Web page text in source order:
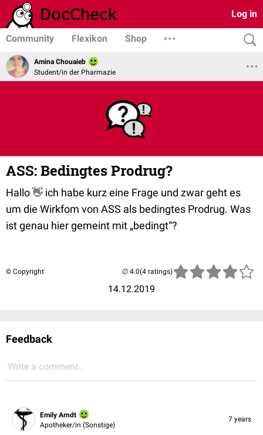
Log in
Community Flexikon Shop
Amina Chouaieb
Student/in der Pharmazie
ASS: Bedingtes Prodrug?
Hallo 👋 ich habe kurz eine Frage und zwar geht es
um die Wirkfom von ASS als bedingtes Prodrug. Was
ist genau hier gemeint mit „bedingt“?
© Copyright
14.12.2019
(4 ratings)
Feedback
Write a comment...
Emily Arndt
Apotheker/in (Sonstige)
7 years